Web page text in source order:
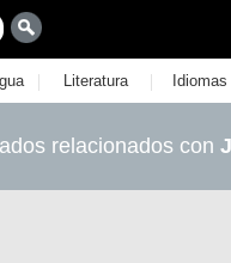
| Literatura | Idiomas
relacionados con